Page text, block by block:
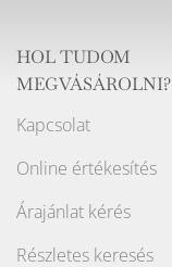
HOL TUDOM
MEGVÁSÁROLNI?
Kapcsolat
Online értékesítés
Árajánlat kérés
Részletes keresés